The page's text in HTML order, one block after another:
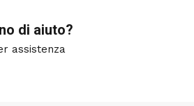
di aiuto?
assistenza